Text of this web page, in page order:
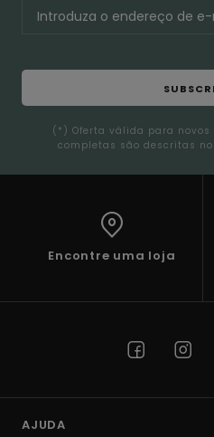
(*) Oferta válida para novos
completas são descritas
Encontre uma loja
AJUDA